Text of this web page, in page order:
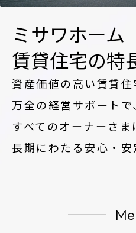
建築事例・建築実例
デザイナーズギャラリー
インテリア
住まいづくりガイド
買う
スムストック検索
土地活用モデルルーム見学
土地活用実例
法人のお客さま
企業不動産活用（CRE）戦
ミサワリフォームとは
リフォームの流れ
リフォームメニュー
リフォーム事例
事業用
複合開発・投資開発
複合開発事業（ASMACI-ア
再開発・官民連携事業
分譲マンション開発事業
収益不動産・投資開発事業
建築再生事業
オーナーサポート
サポートメニュー
住まいるりんぐ（ロングサポ
保証制度
企 業・ IR情報
企業・IR
ニュース
MISAWAについて
イベント情報
カタログ請求
住まいのご相談
ミサワホーム
賃貸住宅の特
資産価値の高い賃貸住
万全の経営サポートで
すべてのオーナーさま
長期にわたる安心・安